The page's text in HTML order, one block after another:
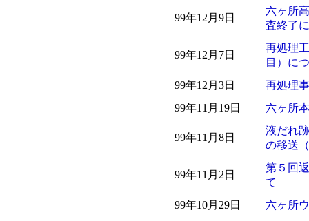
99年12月9日
六ヶ所
査終了
99年12月7日
再処理
目）に
99年12月3日
再処理
99年11月19日
六ヶ所
99年11月8日
液だれ
の移送
99年11月2日
第５回
て
99年10月29日
六ヶ所